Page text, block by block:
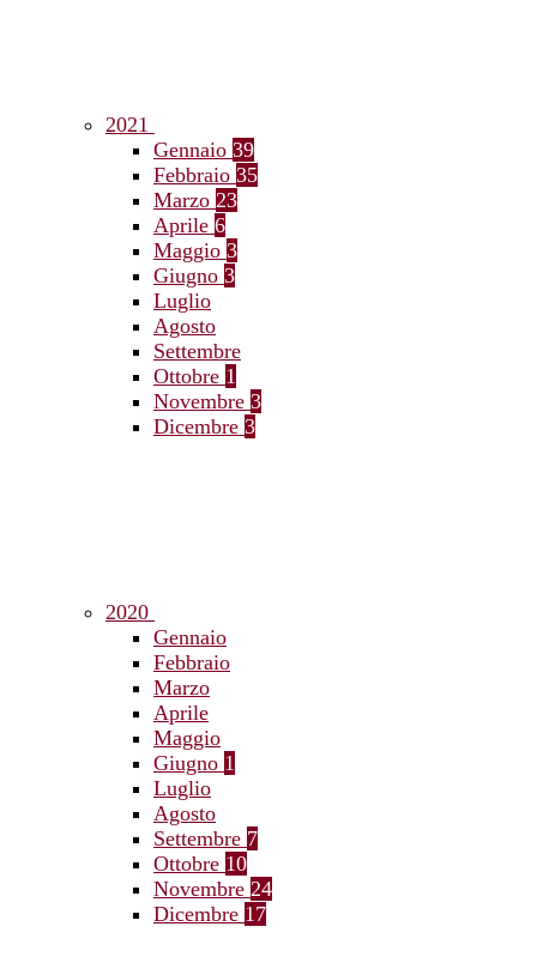
2021
Gennaio 39
Febbraio 35
Marzo 23
Aprile 6
Maggio 3
Giugno 3
Luglio
Agosto
Settembre
Ottobre 1
Novembre 3
Dicembre 3
2020
Gennaio
Febbraio
Marzo
Aprile
Maggio
Giugno 1
Luglio
Agosto
Settembre 7
Ottobre 10
Novembre 24
Dicembre 17